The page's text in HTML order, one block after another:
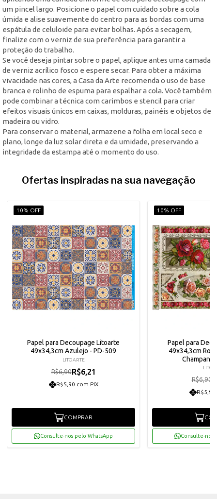
um pincel largo. Posicione o papel com cuidado sobre a cola
úmida e alise suavemente do centro para as bordas com uma
espátula de celuloide para evitar bolhas. Após a secagem,
finalize com o verniz de sua preferência para garantir a
proteção do trabalho.
Se você deseja pintar sobre o papel, aplique antes uma camada
de verniz acrílico fosco e espere secar. Para obter a máxima
vivacidade nas cores, a Casa da Arte recomenda o uso de base
branca e rolinho de espuma para espalhar a cola. Você também
pode combinar a técnica com carimbos e stencil para criar
efeitos visuais únicos em caixas, molduras, painéis e objetos de
madeira ou vidro.
Para conservar o material, armazene a folha em local seco e
plano, longe da luz solar direta e da umidade, preservando a
integridade da estampa até o momento do uso.
Ofertas inspiradas na sua navegação
10% OFF
Papel para Decoupage Litoarte
49x34,3cm Azulejo - PD-509
LITOARTE
R$6,90R$6,21
R$5,90 com PIX
COMPRAR
Consulte-nos pelo WhatsApp
10% OFF
Papel para
49x34,3cm
R$6,90
R$5,90
Consulte-nos